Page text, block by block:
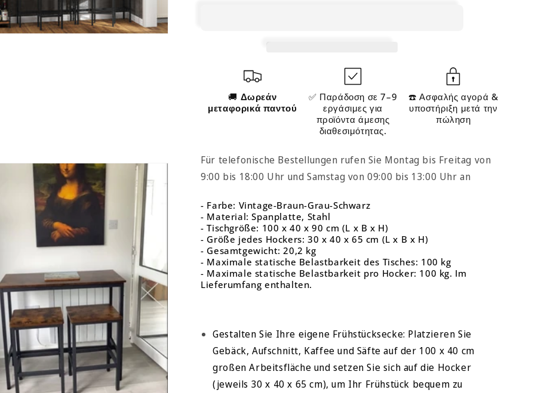
🚚 Δωρεάν
μεταφορικά παντού
✅ Παράδοση σε 7–9
εργάσιμες για
προϊόντα άμεσης
διαθεσιμότητας.
☎️ Ασφαλής αγορά &
υποστήριξη μετά την
πώληση
Für telefonische Bestellungen rufen Sie Montag bis Freitag von
9:00 bis 18:00 Uhr und Samstag von 09:00 bis 13:00 Uhr an
- Farbe: Vintage-Braun-Grau-Schwarz
- Material: Spanplatte, Stahl
- Tischgröße: 100 x 40 x 90 cm (L x B x H)
- Größe jedes Hockers: 30 x 40 x 65 cm (L x B x H)
- Gesamtgewicht: 20,2 kg
- Maximale statische Belastbarkeit des Tisches: 100 kg
- Maximale statische Belastbarkeit pro Hocker: 100 kg. Im
Lieferumfang enthalten.
Gestalten Sie Ihre eigene Frühstücksecke: Platzieren Sie
Gebäck, Aufschnitt, Kaffee und Säfte auf der 100 x 40 cm
großen Arbeitsfläche und setzen Sie sich auf die Hocker
(jeweils 30 x 40 x 65 cm), um Ihr Frühstück bequem zu